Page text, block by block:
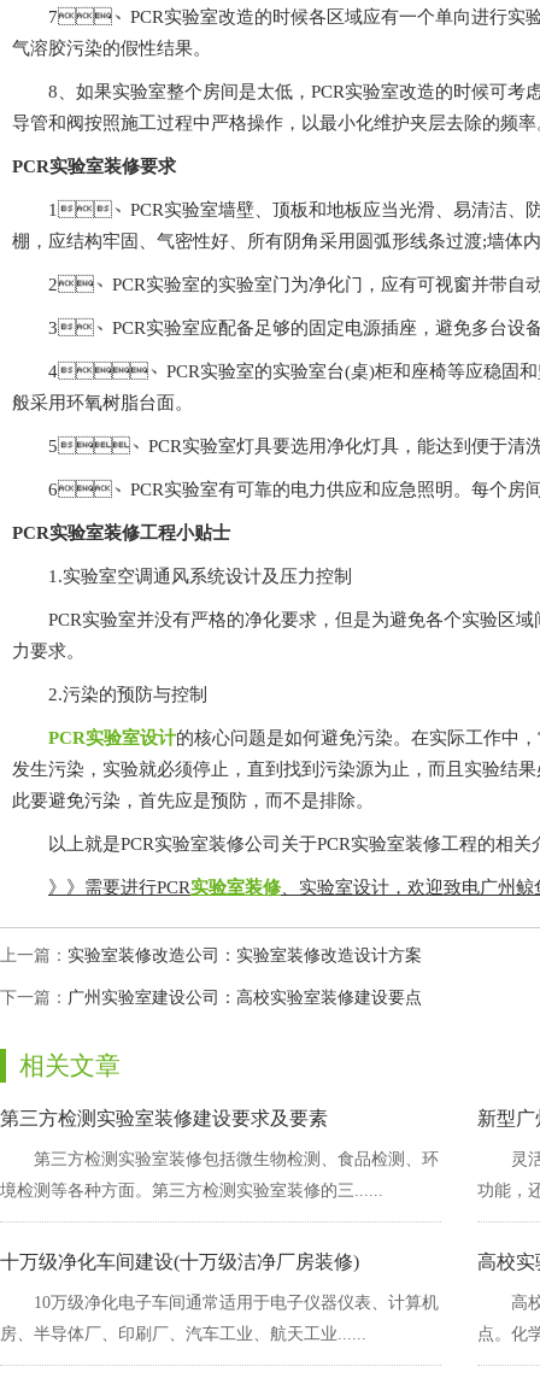
7、PCR实验室改造的时候各区域应有一个单向进行实验教学流
气溶胶污染的假性结果。
8、如果实验室整个房间是太低，PCR实验室改造的时候可考虑
导管和阀按照施工过程中严格操作，以最小化维护夹层去除的频率
PCR实验室装修要求
1、PCR实验室墙壁、顶板和地板应当光滑、易清洁、
棚，应结构牢固、气密性好、所有阴角采用圆弧形线条过渡;墙体内
2、PCR实验室的实验室门为净化门，应有可视窗并带自动闭门
3、PCR实验室应配备足够的固定电源插座，避免多台设备使
4、PCR实验室的实验室台(桌)柜和座椅等应稳固和坚固，边
般采用环氧树脂台面。
5、PCR实验室灯具要选用净化灯具，能达到便于清洗、
6、PCR实验室有可靠的电力供应和应急照明。每个房间必须
PCR实验室装修工程小贴士
1.实验室空调通风系统设计及压力控制
PCR实验室并没有严格的净化要求，但是为避免各个实验区域间交
力要求。
2.污染的预防与控制
PCR实验室设计的核心问题是如何避免污染。在实际工作中
发生污染，实验就必须停止，直到找到污染源为止，而且实验结
此要避免污染，首先应是预防，而不是排除。
以上就是PCR实验室装修公司关于PCR实验室装修工程的相关介绍
》》需要进行PCR实验室装修 、实验室设计，欢迎致电广
上一篇： 实验室装修改造公司：实验室装修改造设计方案
下一篇： 广州实验室建设公司：高校实验室装修建设要点
相关文章
第三方检测实验室装修建设要求及要素
第三方检测实验室装修包括微生物检测、食品检测、环
境检测等各种方面。第三方检测实验室装修的三......
新型
灵
功能
十万级净化车间建设(十万级洁净厂房装修)
10万级净化电子车间通常适用于电子仪器仪表、计算机
房、半导体厂、印刷厂、汽车工业、航天工业......
高校实
高
点。